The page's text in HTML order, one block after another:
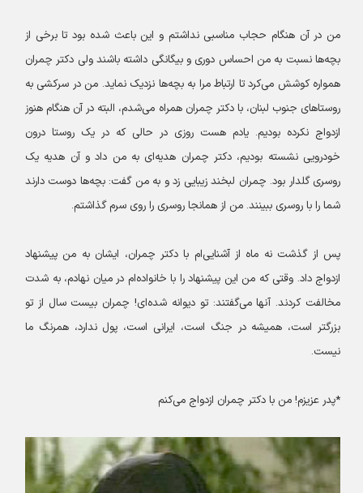
من در آن هنگام حجاب مناسبی نداشتم و این باعث شده بود تا برخی از
بچه‌ها نسبت به من احساس دوری و بیگانگی داشته باشند ولی دکتر چمران
همواره کوشش می‌کرد تا ارتباط مرا به بچه‌ها نزدیک نماید. من در سرکشی به
روستاهای جنوب لبنان، با دکتر چمران همراه می‌شدم، البته در آن هنگام هنوز
ازدواج نکرده بودیم. یادم هست روزی در حالی که در یک روستا درون
خودرویی نشسته بودیم، دکتر چمران هدیه‌ای به من داد و آن هدیه یک
روسری گلدار بود. چمران لبخند زیبایی زد و به من گفت: بچه‌ها دوست دارند
شما را با روسری ببینند. من از همانجا روسری را روی سرم گذاشتم.
پس از گذشت نه ماه از آشنایی‌ام با دکتر چمران، ایشان به من پیشنهاد
ازدواج داد. وقتی که من این پیشنهاد را با خانواده‌ام در میان نهادم، به شدت
مخالفت کردند. آنها می‌گفتند: تو دیوانه شده‌ای! چمران بیست سال از تو
بزرگتر است، همیشه در جنگ است، ایرانی است، پول ندارد، همرنگ ما
نیست.
*پدر عزیزم! من با دکتر چمران ازدواج می‌کنم